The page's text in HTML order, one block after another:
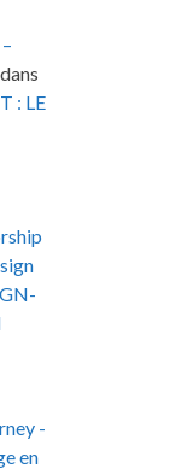
: LE
-
en